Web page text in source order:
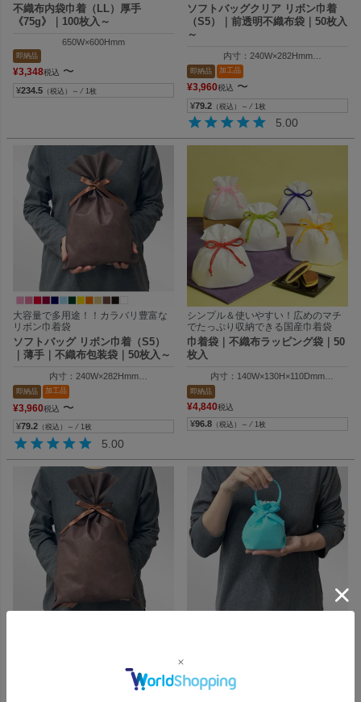
不織布内袋巾着（LL）厚手
《75g》｜100枚入～
650W×600Hmm
即納品
¥3,348税込 〜
¥234.5 （税込）～ ⁄ 1枚
ソフトバッグクリア リボン巾着
（S5）｜前透明不織布袋｜50枚入
～
内寸：240W×282Hmm
外寸：240W×400Hmm
即納品 加工品
¥3,960税込 〜
¥79.2 （税込）～ ⁄ 1枚
5.00
大容量で多用途！！カラバリ豊富な
リボン巾着袋
ソフトバッグ リボン巾着（S5）
｜薄手｜不織布包装袋｜50枚入～
内寸：240W×282Hmm
外寸：240W×400Hmm
即納品 加工品
¥3,960税込 〜
¥79.2 （税込）～ ⁄ 1枚
5.00
シンプル＆使いやすい！広めのマチ
でたっぷり収納できる国産巾着袋
巾着袋｜不織布ラッピング袋｜50
枚入
内寸：140W×130H×110Dmm
外寸：140W×205H×110Dmm
底台紙（別売）：250×118mm
即納品
¥4,840税込
¥96.8 （税込）～ ⁄ 1枚
｜薄手｜不織布包装袋｜50枚入～
ピング巾着｜50枚入～